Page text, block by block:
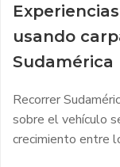
usando
Sudamérica
Recorrer
sobre el vehículo
crecimiento entre